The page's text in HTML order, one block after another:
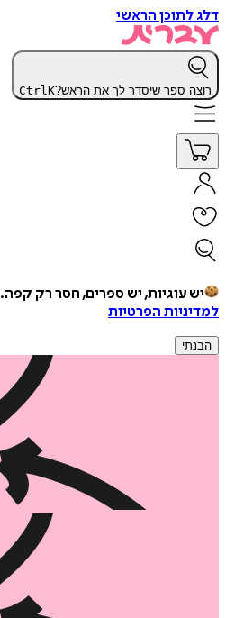
דלג לתוכן הראשי
רוצה ספר שיסדר לך את הראש? CtrlK
יש עוגיות, יש ספרים, חסר רק קפה.
למדיניות הפרטיות
הבנתי